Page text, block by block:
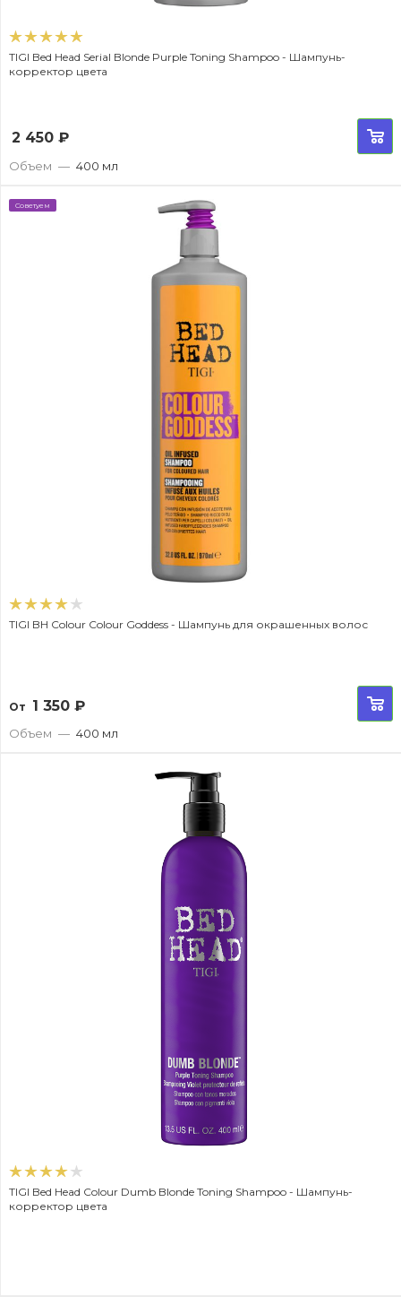
TIGI Bed Head Serial Blonde Purple Toning Shampoo - Шампунь-
корректор цвета
2 450 ₽
Объем — 400 мл
Советуем
TIGI BH Colour Colour Goddess - Шампунь для окрашенных волос
От 1 350 ₽
Объем — 400 мл
TIGI Bed Head Colour Dumb Blonde Toning Shampoo - Шампунь-
корректор цвета